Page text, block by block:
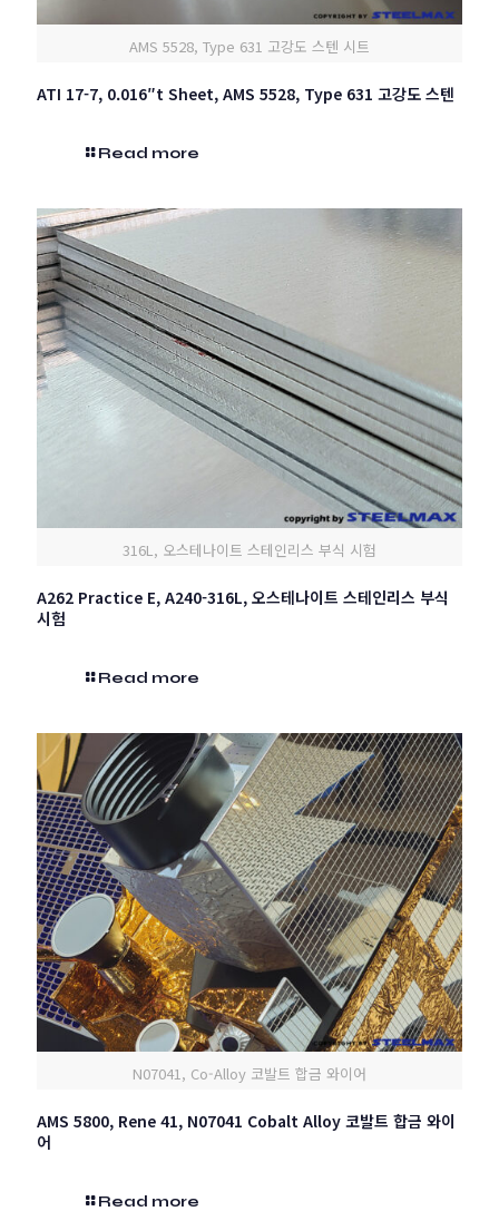
AMS 5528, Type 631 고강도 스텐 시트
ATI 17-7, 0.016″t Sheet, AMS 5528, Type 631 고강도 스텐
Read more
316L, 오스테나이트 스테인리스 부식 시험
A262 Practice E, A240-316L, 오스테나이트 스테인리스 부식
시험
Read more
N07041, Co-Alloy 코발트 합금 와이어
AMS 5800, Rene 41, N07041 Cobalt Alloy 코발트 합금 와이
어
Read more